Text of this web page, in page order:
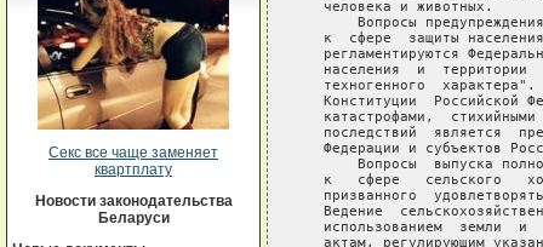
Секс все чаще заменяет
квартплату
Новости законодательства
Беларуси